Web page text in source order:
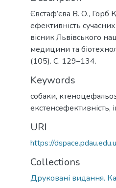
Євстаф’єва В. О., Горб
ефективність
вісник Львівського
медицини та
(105). С. 129–134.
Keywords
собаки,
екстенсефективність,
URI
https://
Collections
Друковані видання.